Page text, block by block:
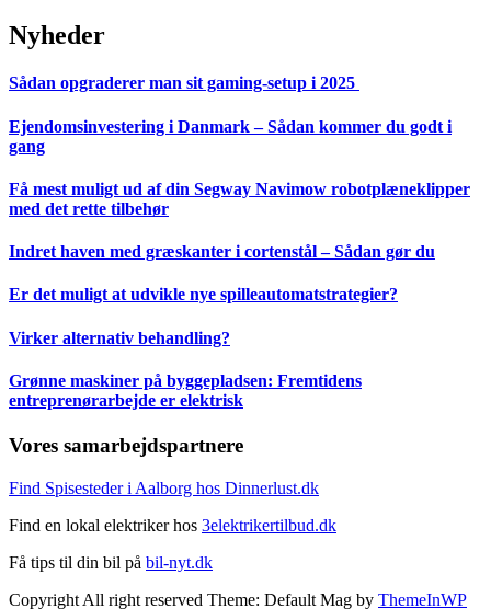
Nyheder
Sådan opgraderer man sit gaming-setup i 2025
Ejendomsinvestering i Danmark – Sådan kommer du godt i
gang
Få mest muligt ud af din Segway Navimow robotplæneklipper
med det rette tilbehør
Indret haven med græskanter i cortenstål – Sådan gør du
Er det muligt at udvikle nye spilleautomatstrategier?
Virker alternativ behandling?
Grønne maskiner på byggepladsen: Fremtidens
entreprenørarbejde er elektrisk
Vores samarbejdspartnere
Find Spisesteder i Aalborg hos Dinnerlust.dk
Find en lokal elektriker hos 3elektrikertilbud.dk
Få tips til din bil på bil-nyt.dk
Copyright All right reserved Theme: Default Mag by ThemeInWP